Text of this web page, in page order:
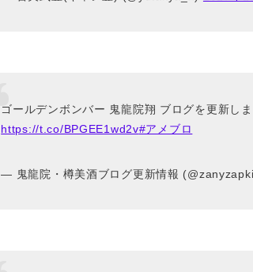
ゴールデンボンバー 鬼龍院翔 ブログを更新し
https://t.co/BPGEE1wd2v#アメブロ
— 鬼龍院・樽美酒ブログ更新情報